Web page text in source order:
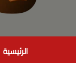
الرئيسية